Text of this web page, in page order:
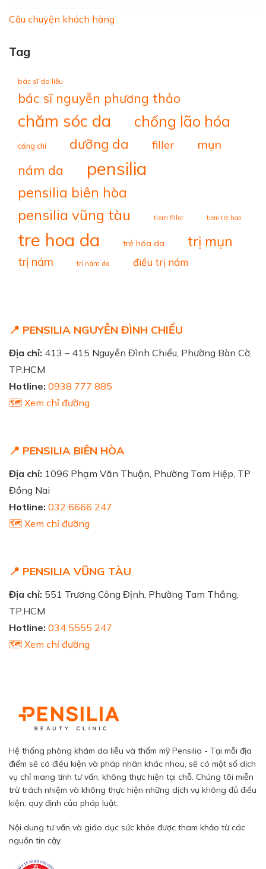
Câu chuyện khách hàng
Tag
bác sĩ da liễu
bác sĩ nguyễn phương thảo
chăm sóc da chống lão hóa
căng chỉ dưỡng da filler mụn
nám da pensilia
pensilia biên hòa
pensilia vũng tàu tiem filler tiem tre hoa
tre hoa da trẻ hóa da trị mụn
trị nám trị nám da điều trị nám
📍 PENSILIA NGUYỄN ĐÌNH CHIỂU
Địa chỉ: 413 – 415 Nguyễn Đình Chiểu, Phường Bàn Cờ,
TP.HCM
Hotline: 0938 777 885
🗺️ Xem chỉ đường
📍 PENSILIA BIÊN HÒA
Địa chỉ: 1096 Phạm Văn Thuận, Phường Tam Hiệp, TP
Đồng Nai
Hotline: 032 6666 247
🗺️ Xem chỉ đường
📍 PENSILIA VŨNG TÀU
Địa chỉ: 551 Trương Công Định, Phường Tam Thắng,
TP.HCM
Hotline: 034 5555 247
🗺️ Xem chỉ đường
Hệ thống phòng khám da liễu và thẩm mỹ Pensilia - Tại mỗi địa
điểm sẽ có điều kiện và pháp nhân khác nhau, sẽ có một số dịch
vụ chỉ mang tính tư vấn, không thực hiện tại chỗ. Chúng tôi miễn
trừ trách nhiệm và không thực hiện những dịch vụ không đủ điều
kiện, quy định của pháp luật.
Nội dung tư vấn và giáo dục sức khỏe được tham khảo từ các
nguồn tin cậy.